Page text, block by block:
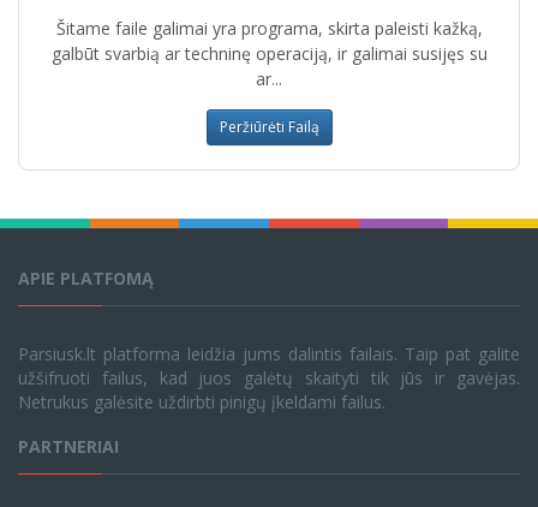
Šitame faile galimai yra programa, skirta paleisti kažką,
galbūt svarbią ar techninę operaciją, ir galimai susijęs su
ar...
Peržiūrėti Failą
APIE PLATFOMĄ
Parsiusk.lt platforma leidžia jums dalintis failais. Taip pat galite
užšifruoti failus, kad juos galėtų skaityti tik jūs ir gavėjas.
Netrukus galėsite uždirbti pinigų įkeldami failus.
PARTNERIAI